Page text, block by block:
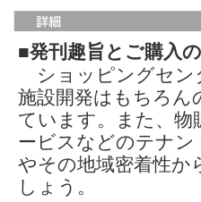
■発刊趣旨とご購入
ショッピングセン
施設開発はもちろん
ています。また、物
ービスなどのテナ
やその地域密着性か
しょう。